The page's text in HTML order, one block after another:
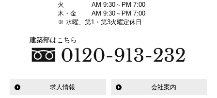
火
AM 9:30～PM 7:00
木・金
AM 9:30～PM 7:00
※ 水曜、第1・第3火曜定休日
建築部はこちら
求人情報 会社案内